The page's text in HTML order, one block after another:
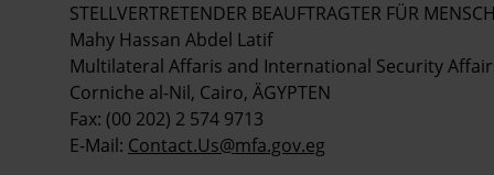
STELLVERTRETENDER BEAUFTRAGTER FÜR
Mahy Hassan Abdel Latif
Multilateral Affaris and International Security
Corniche al-Nil, Cairo, ÄGYPTEN
Fax: (00 202) 2 574 9713
E-Mail: Contact.Us@mfa.gov.eg